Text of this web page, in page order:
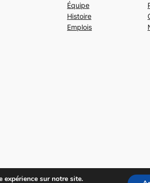
Équipe
Histoire
Emplois
sur notre site.